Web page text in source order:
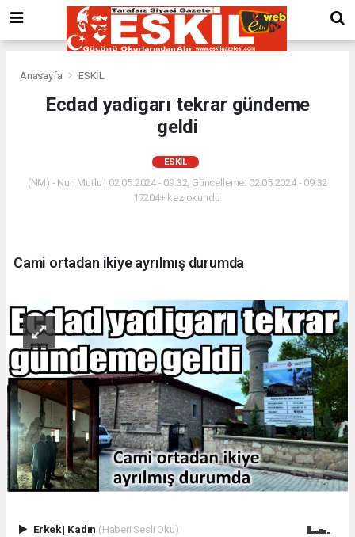
Anasayfa ESKİL
Ecdad yadigarı tekrar gündeme
geldi
ESKİL
(NM) - Nuri Mutlu | 02.05.2024 - 09:32, Güncelleme: 02.05.2024 - 09:32
17204+ kez okundu.
Cami ortadan ikiye ayrılmış durumda
Erkek| Kadın (Haberi Sesli Oku)